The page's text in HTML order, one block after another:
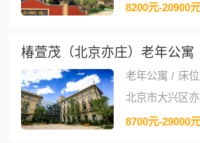
8200元-20900元
椿萱茂（北京亦庄）老年公寓
老年公寓 / 床
8700元-29000元